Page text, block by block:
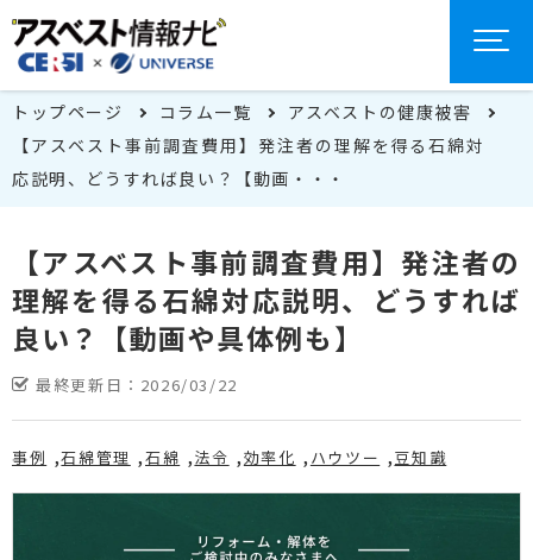
トップページ コラム一覧
アスベストの健康被害
【アスベスト事前調査費用】発注者の理解を得る石綿対
応説明、どうすれば良い？【動画・・・
【アスベスト事前調査費用】発注者の
理解を得る石綿対応説明、どうすれば
良い？【動画や具体例も】
最終更新日： 2026/03/22
事例 石綿管理 石綿 法令 効率化 ハウツー 豆知識